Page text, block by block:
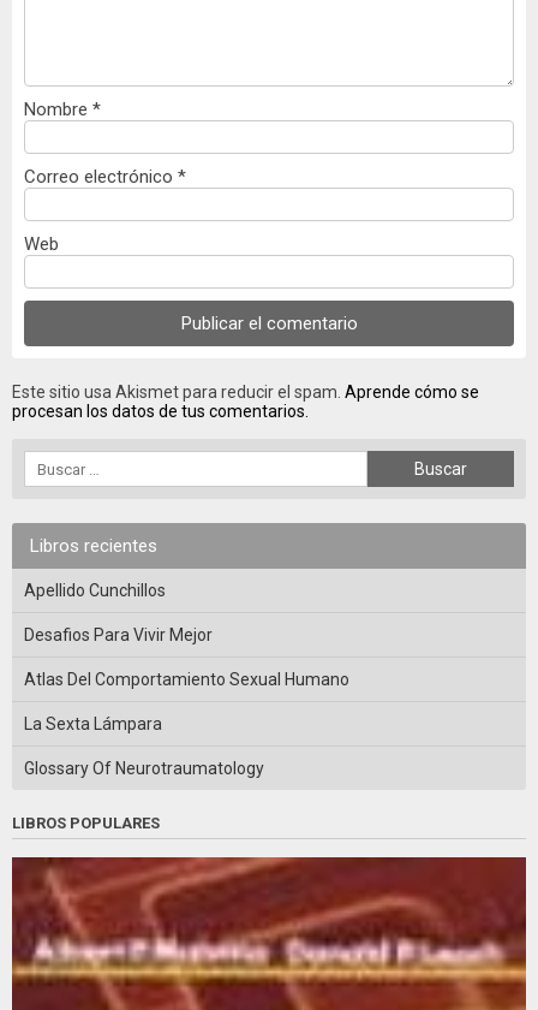
Nombre *
Correo electrónico *
Web
Este sitio usa Akismet para reducir el spam. Aprende cómo se
procesan los datos de tus comentarios.
Libros recientes
Apellido Cunchillos
Desafios Para Vivir Mejor
Atlas Del Comportamiento Sexual Humano
La Sexta Lámpara
Glossary Of Neurotraumatology
LIBROS POPULARES